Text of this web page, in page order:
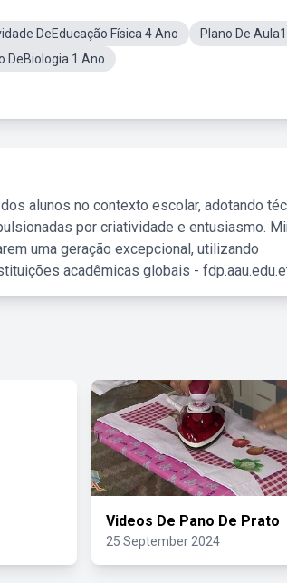
DeEducação Física 4 Ano
Plano De
DeBiologia 1 Ano
alunos no contexto escolar, adotando
por criatividade e entusiasmo.
uma geração excepcional, utilizando
acadêmicas globais -
Videos De Pano De Prato
25 September 2024